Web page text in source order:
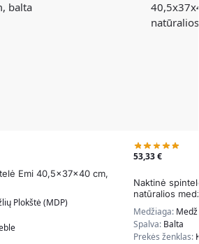
Emi 40,5x37x40 cm,
Plokštė (MDP)
53,33€
Naktinė
natūralios
Medžiaga:
Spalva: Balta
Prekės ženklas: